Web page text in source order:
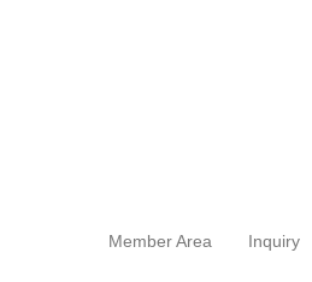
Member Area Inquiry